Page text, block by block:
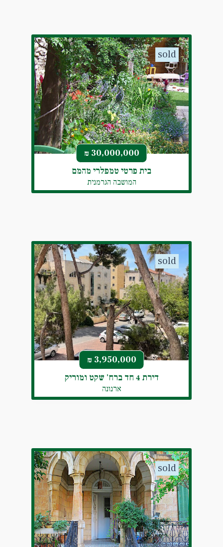
sold
30,000,000
₪
בית פרטי טמפלרי מהמם
המושבה הגרמנית
sold
3,950,000
₪
דירת 4 חד ברח' שקט ומוריק
ארנונה
sold